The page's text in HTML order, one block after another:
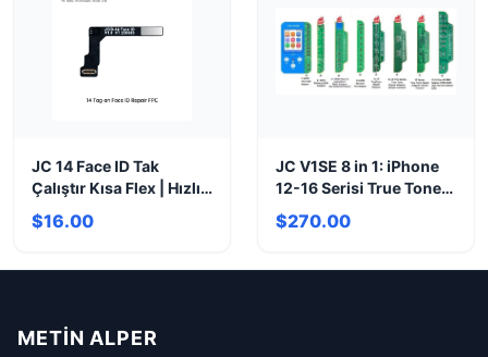
JC 14 Face ID Tak
Çalıştır Kısa Flex | Hızlı
Onarım Çözümü
$16.00
JC V1SE 8 in 1: iPhone
12-16 Serisi True Tone
Onarım Cihazı
$270.00
METIN ALPER